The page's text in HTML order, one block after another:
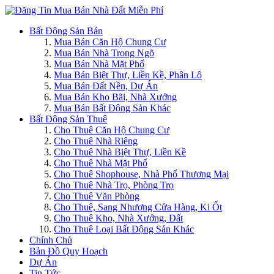
Bất Động Sản Bán
Mua Bán Căn Hộ Chung Cư
Mua Bán Nhà Trong Ngõ
Mua Bán Nhà Mặt Phố
Mua Bán Biệt Thự, Liền Kề, Phân Lô
Mua Bán Đất Nền, Dự Án
Mua Bán Kho Bãi, Nhà Xưởng
Mua Bán Bất Động Sản Khác
Bất Động Sản Thuê
Cho Thuê Căn Hộ Chung Cư
Cho Thuê Nhà Riêng
Cho Thuê Nhà Biệt Thự, Liền Kề
Cho Thuê Nhà Mặt Phố
Cho Thuê Shophouse, Nhà Phố Thương Mại
Cho Thuê Nhà Trọ, Phòng Trọ
Cho Thuê Văn Phòng
Cho Thuê, Sang Nhượng Cửa Hàng, Ki Ốt
Cho Thuê Kho, Nhà Xưởng, Đất
Cho Thuê Loại Bất Động Sản Khác
Chính Chủ
Bản Đồ Quy Hoạch
Dự Án